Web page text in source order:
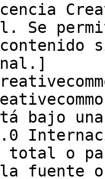
Se
bajo
total o
fuente